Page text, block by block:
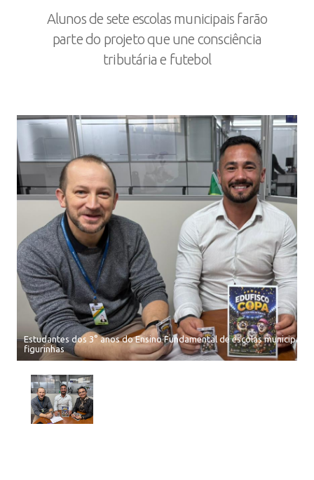
Alunos de sete escolas municipais farão
parte do projeto que une consciência
tributária e futebol
Estudantes dos 3° anos do Ensino Fundamental de escolas
figurinhas